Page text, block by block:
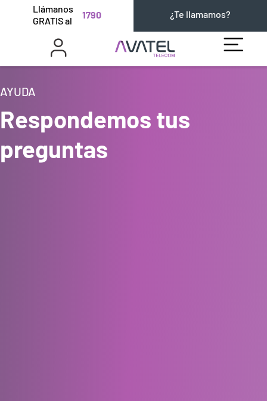
Llámanos
GRATIS al
1790 ¿Te llamamos?
AYUDA
Respondemos tus
preguntas